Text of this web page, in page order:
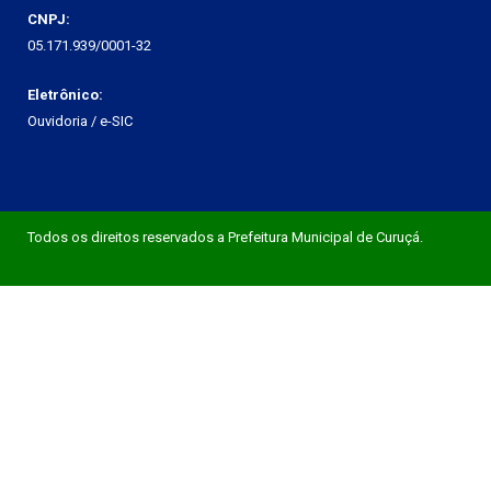
CNPJ:
05.171.939/0001-32
Eletrônico:
Ouvidoria / e-SIC
Todos os direitos reservados a Prefeitura Municipal de Curuçá.